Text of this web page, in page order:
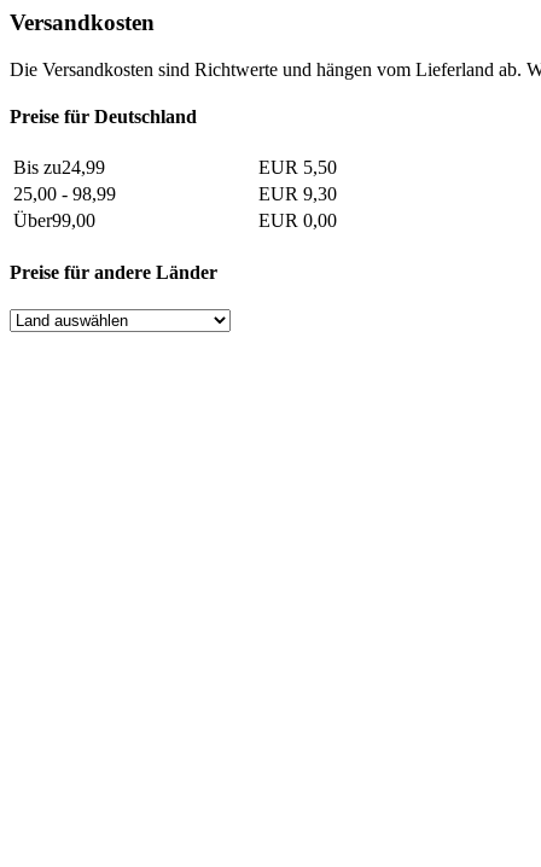
Versandkosten
Die Versandkosten sind Richtwerte und hängen vom Lieferland ab.
Preise für Deutschland
Bis zu24,99
EUR 5,50
25,00 - 98,99
EUR 9,30
Über99,00
EUR 0,00
Preise für andere Länder